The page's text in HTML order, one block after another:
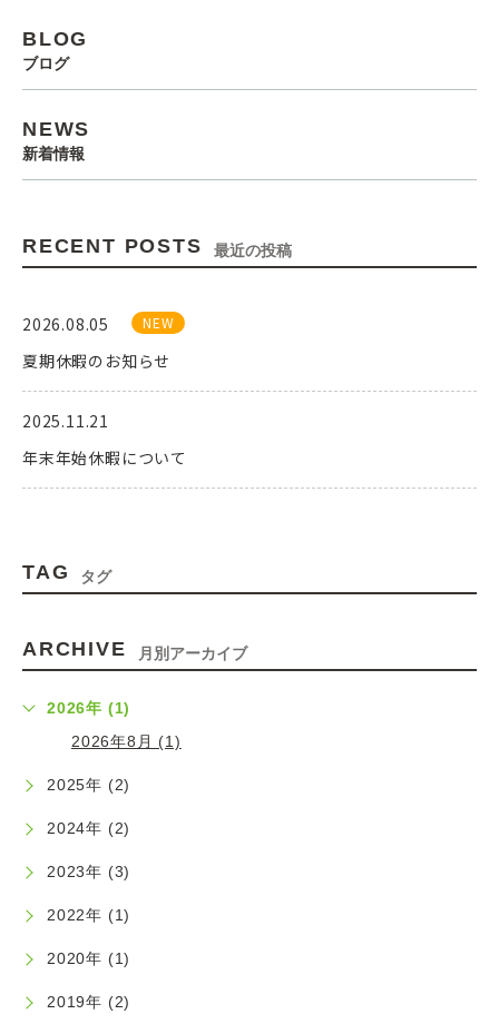
BLOG
ブログ
NEWS
新着情報
RECENT POSTS 最近の投稿
2026.08.05
夏期休暇のお知らせ
2025.11.21
年末年始休暇について
年末年始休暇について
2024.08.08
夏季休暇のお知らせ
年末年始休暇のお知らせ
2023.07.28
2023.04.21
TAG タグ
ARCHIVE 月別アーカイブ
2026年 (1)
2026年8月 (1)
2025年 (2)
2024年 (2)
2023年 (3)
2022年 (1)
2020年 (1)
2019年 (2)